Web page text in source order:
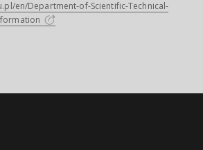
en/Department-of-Scientific-Technical-